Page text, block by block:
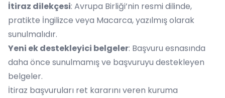
İtiraz dilekçesi: Avrupa Birliği’nin resmi dilinde,
pratikte İngilizce veya Macarca, yazılmış olarak
sunulmalıdır.
Yeni ek destekleyici belgeler: Başvuru esnasında
daha önce sunulmamış ve başvuruyu destekleyen
belgeler.
İtiraz başvuruları ret kararını veren kuruma